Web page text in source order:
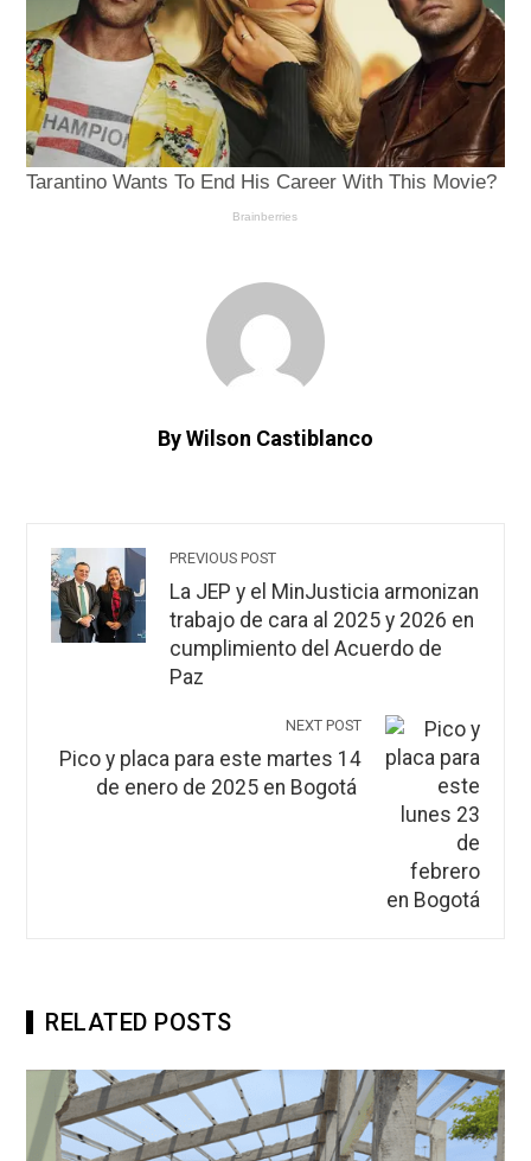
By Wilson Castiblanco
PREVIOUS POST
La JEP y el MinJusticia armonizan
trabajo de cara al 2025 y 2026 en
cumplimiento del Acuerdo de
Paz
NEXT POST
Pico y placa para este martes 14
de enero de 2025 en Bogotá
RELATED POSTS